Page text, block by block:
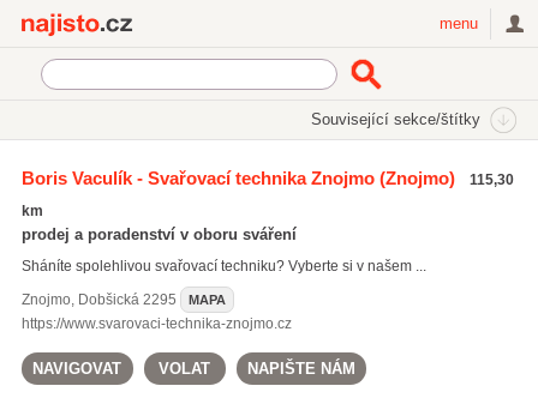
menu
Související sekce/štítky
Svařovací technika
Boris Vaculík - Svařovací technika Znojmo(Znojmo)
115,30
km
prodej a poradenství v oboru sváření
Sháníte spolehlivou svařovací techniku? Vyberte si v našem ...
Znojmo, Dobšická 2295 MAPA
https://www.svarovaci-technika-znojmo.cz
NAVIGOVAT VOLAT NAPIŠTE NÁM